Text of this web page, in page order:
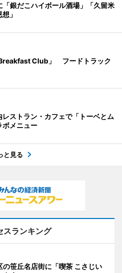
「銀だこハイボール酒場」「久留米
」
Club」 フードトラック
ストラン・カフェで「トーベとム
ボメニュー
と見る
スランキング
の笹丘名店街に「喫茶 こさじい